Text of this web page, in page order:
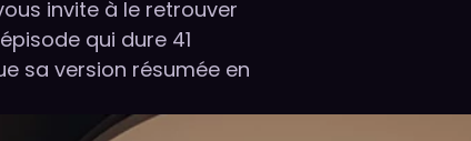
invite à le retrouver
qui dure 41
sa version résumée en